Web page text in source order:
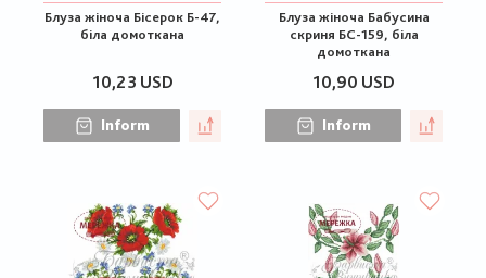
Блуза жіноча Бісерок Б-47,
біла домоткана
10,23 USD
Inform
Блуза жіноча Бабусина
скриня БС-159, біла
домоткана
10,90 USD
Inform